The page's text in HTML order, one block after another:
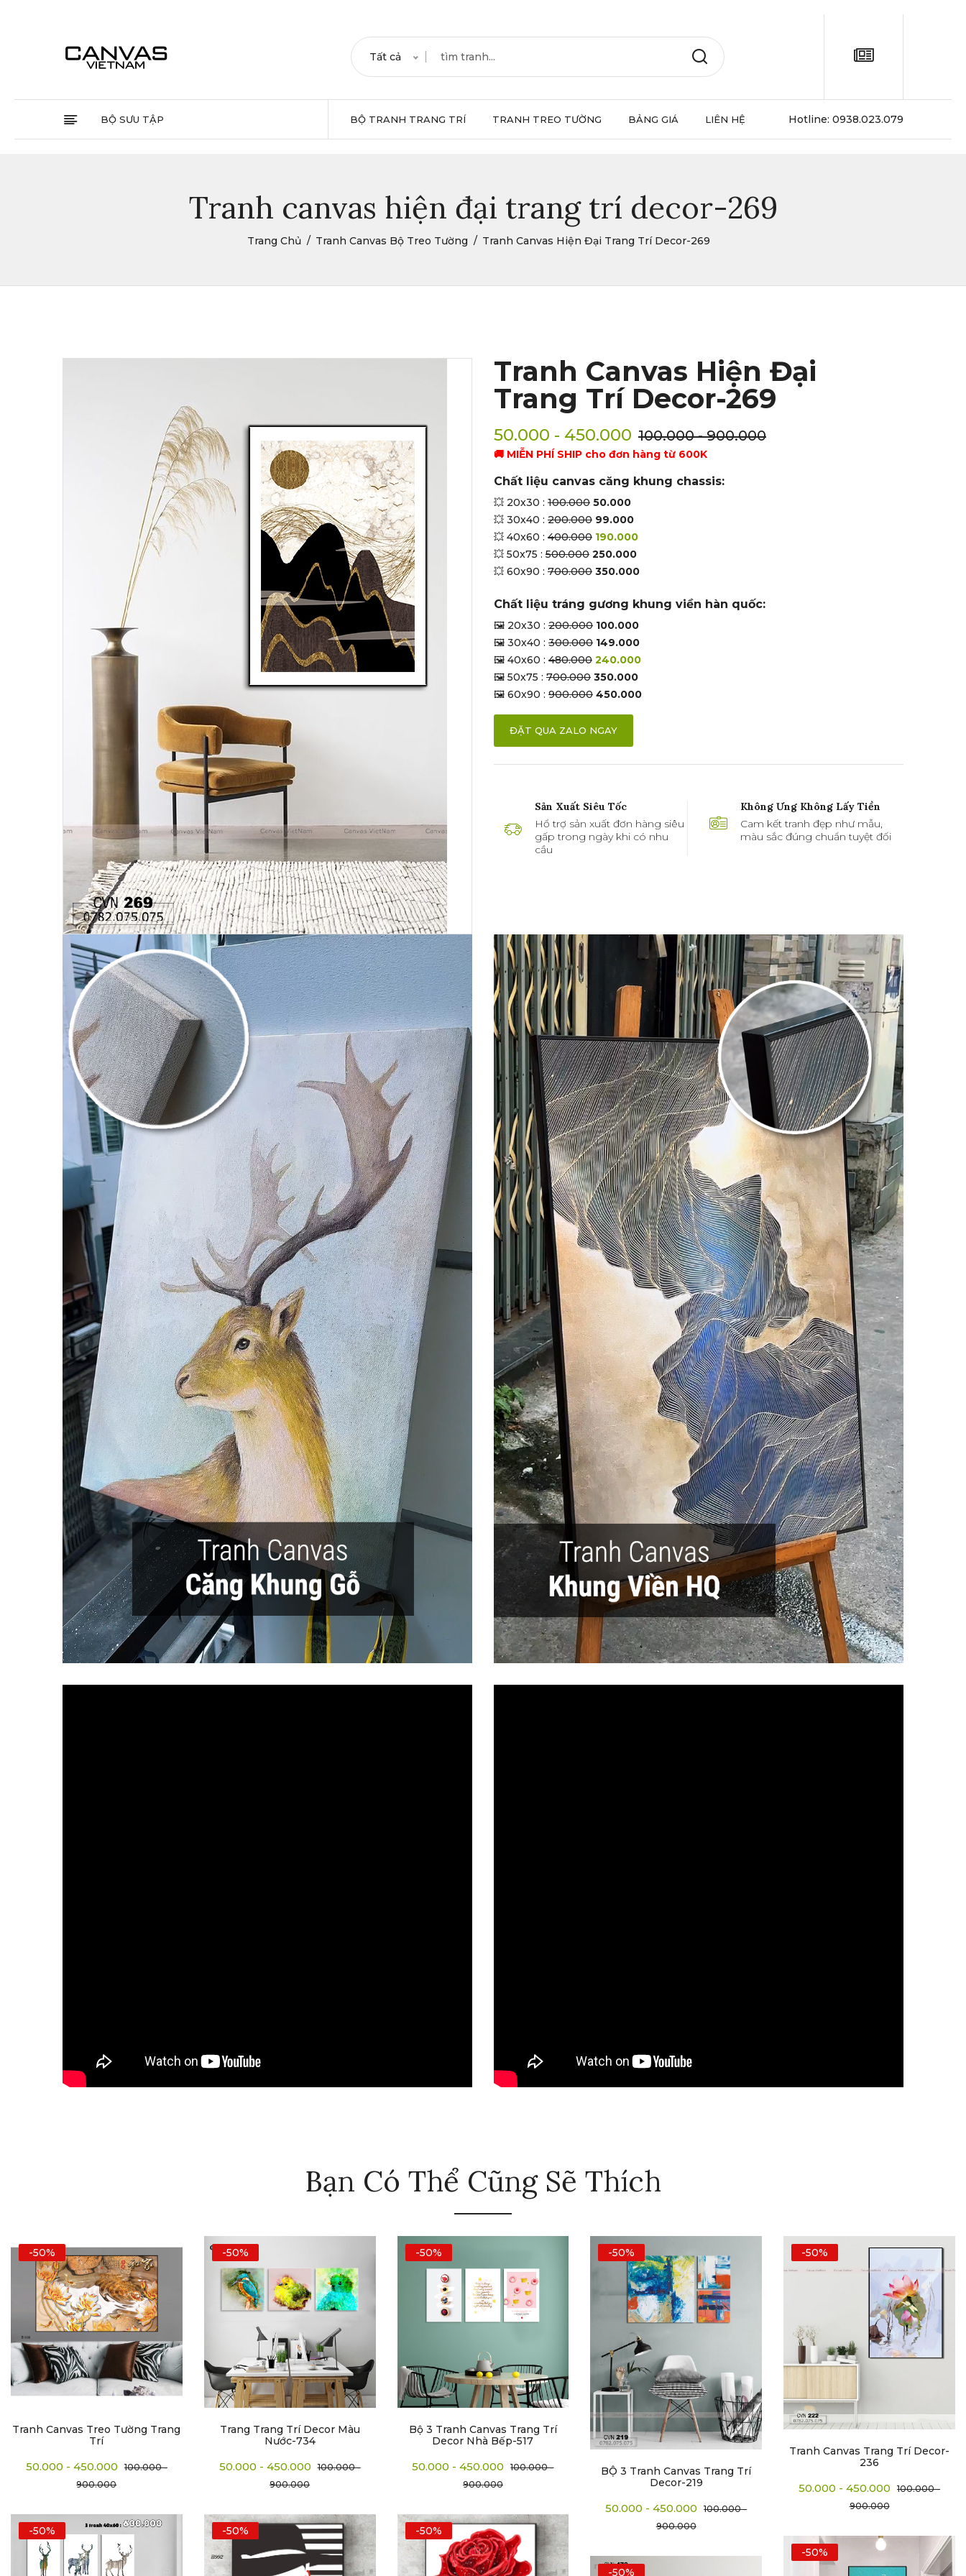
Tất cả
BỘ SƯU TẬP BỘ TRANH TRANG TRÍ TRANH TREO TƯỜNG BẢNG GIÁ LIÊN HỆ Hotline: 0938.023.079
Tranh canvas hiện đại trang trí decor-269
Trang Chủ Tranh Canvas Bộ Treo Tường Tranh Canvas Hiện Đại Trang Trí Decor-269
Tranh Canvas Hiện Đại
Trang Trí Decor-269
50.000 - 450.000 100.000 - 900.000
🚚 MIỄN PHÍ SHIP cho đơn hàng từ 600K
Chất liệu canvas căng khung chassis:
💥 20x30 : 100.000 50.000
💥 30x40 : 200.000 99.000
💥 40x60 : 400.000 190.000
💥 50x75 : 500.000 250.000
💥 60x90 : 700.000 350.000
Chất liệu tráng gương khung viền hàn quốc:
🖼 20x30 : 200.000 100.000
🖼 30x40 : 300.000 149.000
🖼 40x60 : 480.000 240.000
🖼 50x75 : 700.000 350.000
🖼 60x90 : 900.000 450.000
ĐẶT QUA ZALO NGAY
Sản Xuất Siêu Tốc
Hổ trợ sản xuất đơn hàng siêu
gấp trong ngày khi có nhu
cầu
Không Ưng Không Lấy Tiền
Cam kết tranh đẹp như mẫu,
màu sắc đúng chuẩn tuyệt đối
Bạn Có Thể Cũng Sẽ Thích
-50%
Tranh Canvas Treo Tường Trang
Trí
50.000 - 450.000
100.000 -
900.000
-50%
-50%
Trang Trang Trí Decor Màu
Nước-734
50.000 - 450.000
100.000 -
900.000
-50%
-50%
Bộ 3 Tranh Canvas Trang Trí
Decor Nhà Bếp-517
50.000 - 450.000
100.000 -
900.000
-50%
-50%
BỘ 3 Tranh Canvas Trang Trí
Decor-219
50.000 - 450.000
100.000 -
900.000
-50%
-50%
Tranh Canvas Trang Trí Decor-
236
50.000 - 450.000
100.000 -
900.000
-50%